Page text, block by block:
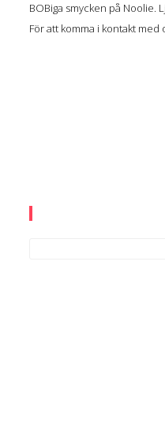
BOBiga smycken på Noolie.
För att komma i kontakt med